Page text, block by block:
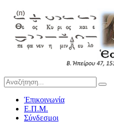
Ἐπικοινωνία
Ε.Π.Μ.
Σύνδεσμοι